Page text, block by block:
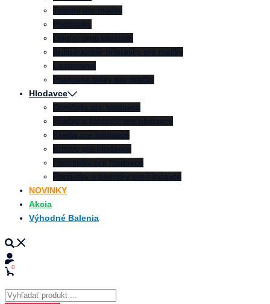
Toalety pre mačky
Podstielky
Obojky proti kliešťom
Antiparazitné prípravky pre mačky
Cestovanie
Prenosné tašky pre mačky
Hlodavce
Domčeky pre hlodavce
Hračky a kolotoče pre hlodavce
Klietky pre hlodavce
Krmivo pre hlodavce
Podstielky pre hlodavce
Pochúťky a pamlsky pre hlodavce
NOVINKY
Akcia
Výhodné Balenia
Search
0
Products